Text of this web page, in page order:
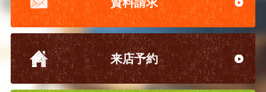
来店予約